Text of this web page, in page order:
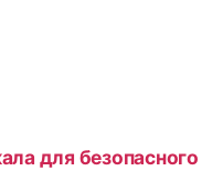
для безопасного